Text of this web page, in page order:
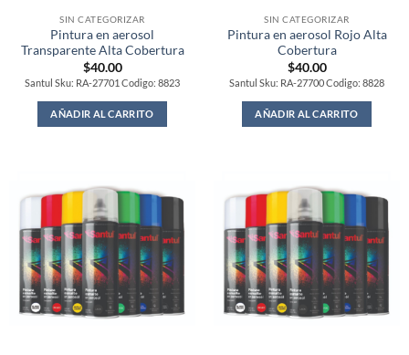
SIN CATEGORIZAR
Pintura en aerosol
Transparente Alta Cobertura
$40.00
Santul Sku: RA-27701 Codigo: 8823
AÑADIR AL CARRITO
SIN CATEGORIZAR
Pintura en aerosol Rojo Alta
Cobertura
$40.00
Santul Sku: RA-27700 Codigo: 8828
AÑADIR AL CARRITO